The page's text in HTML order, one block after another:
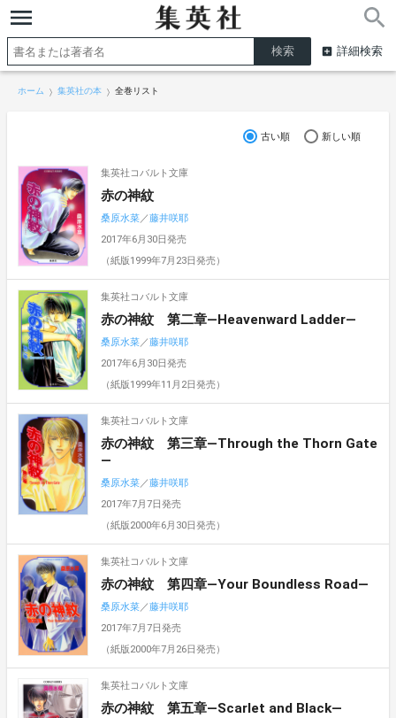
詳細検索
ホーム 集英社の本 全巻リスト
古い順 新しい順
集英社コバルト文庫
赤の神紋
桑原水菜／藤井咲耶
2017年6月30日発売
（紙版1999年7月23日発売）
集英社コバルト文庫
赤の神紋 第二章―Heavenward Ladder―
桑原水菜／藤井咲耶
2017年6月30日発売
（紙版1999年11月2日発売）
集英社コバルト文庫
赤の神紋 第三章―Through the Thorn Gate
―
桑原水菜／藤井咲耶
2017年7月7日発売
（紙版2000年6月30日発売）
集英社コバルト文庫
赤の神紋 第四章―Your Boundless Road―
桑原水菜／藤井咲耶
2017年7月7日発売
（紙版2000年7月26日発売）
集英社コバルト文庫
赤の神紋 第五章―Scarlet and Black―